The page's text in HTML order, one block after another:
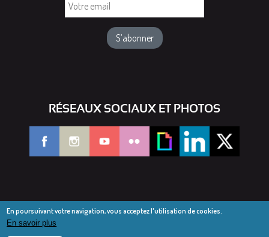
RÉSEAUX SOCIAUX ET PHOTOS
En poursuivant votre navigation, vous acceptez l'utilisation de cookies.
En savoir plus